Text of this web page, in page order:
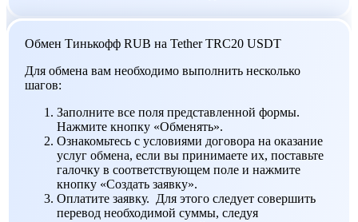
Обмен Тинькофф RUB на Tether TRC20 USDT
Для обмена вам необходимо выполнить несколько
шагов:
Заполните все поля представленной формы.
Нажмите кнопку «Обменять».
Ознакомьтесь с условиями договора на оказание
услуг обмена, если вы принимаете их, поставьте
галочку в соответствующем поле и нажмите
кнопку «Создать заявку».
Оплатите заявку. Для этого следует совершить
перевод необходимой суммы, следуя